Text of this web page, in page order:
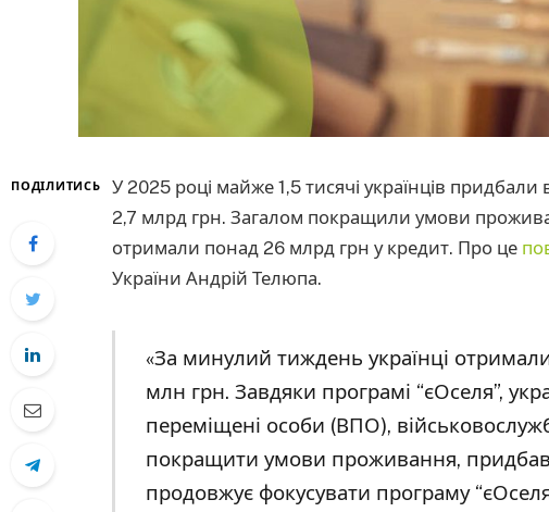
ПОДІЛИТИСЬ
У 2025 році майже 1,5 тисячі українців
2,7 млрд грн. Загалом покращили умови
отримали понад 26 млрд грн у кредит. Про це
України Андрій Телюпа.
«За минулий тиждень українці
млн грн. Завдяки програмі “єОселя”,
переміщені особи (ВПО),
покращити умови проживання,
продовжує фокусувати програму